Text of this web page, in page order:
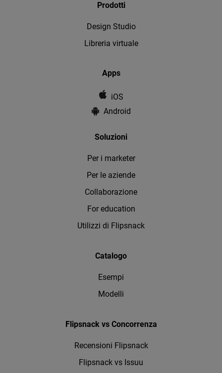
Prodotti
Design Studio
Libreria virtuale
Apps
iOS
Android
Soluzioni
Per i marketer
Per le aziende
Collaborazione
For education
Utilizzi di Flipsnack
Catalogo
Esempi
Modelli
Flipsnack vs Concorrenza
Recensioni Flipsnack
Flipsnack vs Issuu